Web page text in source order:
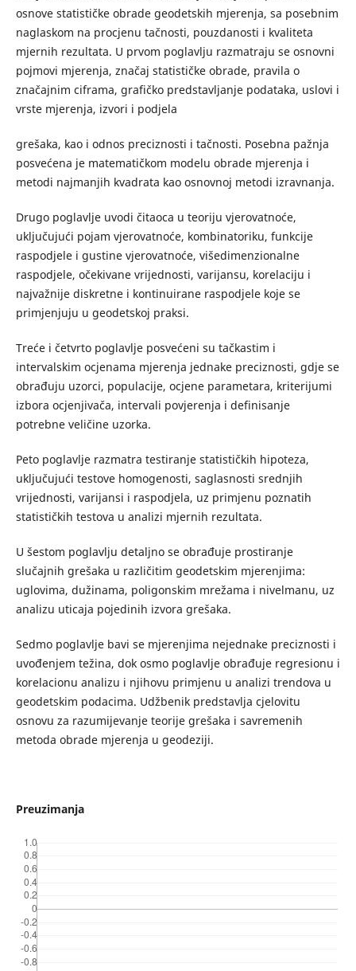
osnove statističke obrade geodetskih mjerenja, sa posebnim
naglaskom na procjenu tačnosti, pouzdanosti i kvaliteta
mjernih rezultata. U prvom poglavlju razmatraju se osnovni
pojmovi mjerenja, značaj statističke obrade, pravila o
značajnim ciframa, grafičko predstavljanje podataka, uslovi i
vrste mjerenja, izvori i podjela
grešaka, kao i odnos preciznosti i tačnosti. Posebna pažnja
posvećena je matematičkom modelu obrade mjerenja i
metodi najmanjih kvadrata kao osnovnoj metodi izravnanja.
Drugo poglavlje uvodi čitaoca u teoriju vjerovatnoće,
uključujući pojam vjerovatnoće, kombinatoriku, funkcije
raspodjele i gustine vjerovatnoće, višedimenzionalne
raspodjele, očekivane vrijednosti, varijansu, korelaciju i
najvažnije diskretne i kontinuirane raspodjele koje se
primjenjuju u geodetskoj praksi.
Treće i četvrto poglavlje posvećeni su tačkastim i
intervalskim ocjenama mjerenja jednake preciznosti, gdje se
obrađuju uzorci, populacije, ocjene parametara, kriterijumi
izbora ocjenjivača, intervali povjerenja i definisanje
potrebne veličine uzorka.
Peto poglavlje razmatra testiranje statističkih hipoteza,
uključujući testove homogenosti, saglasnosti srednjih
vrijednosti, varijansi i raspodjela, uz primjenu poznatih
statističkih testova u analizi mjernih rezultata.
U šestom poglavlju detaljno se obrađuje prostiranje
slučajnih grešaka u različitim geodetskim mjerenjima:
uglovima, dužinama, poligonskim mrežama i nivelmanu, uz
analizu uticaja pojedinih izvora grešaka.
Sedmo poglavlje bavi se mjerenjima nejednake preciznosti i
uvođenjem težina, dok osmo poglavlje obrađuje regresionu i
korelacionu analizu i njihovu primjenu u analizi trendova u
geodetskim podacima. Udžbenik predstavlja cjelovitu
osnovu za razumijevanje teorije grešaka i savremenih
metoda obrade mjerenja u geodeziji.
Preuzimanja